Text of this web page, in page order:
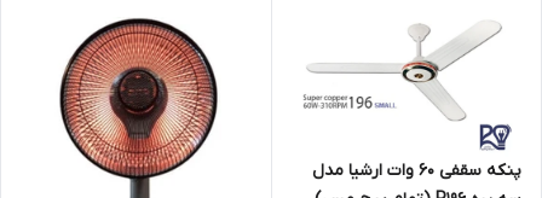
پنکه سقفی ۶۰ وات ارشیا مدل